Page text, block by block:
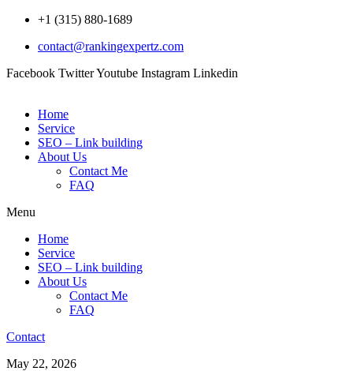
Skip
content
+1 (315) 880-1689
contact@rankingexpertz.com
Facebook TwitterYoutube Instagram Linkedin
Home
Service
SEO – Link building
About Us
Contact Me
FAQ
Menu
Home
Service
SEO – Link building
About Us
Contact Me
FAQ
Contact
May 22, 2026